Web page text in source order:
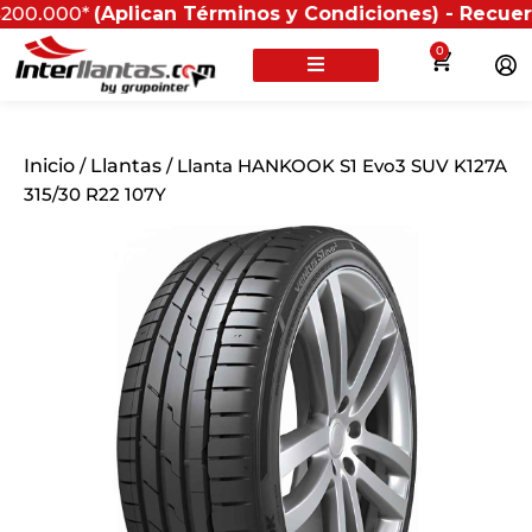
(Aplican Términos y Condiciones) - Recuerda
0
Inicio / Llantas / Llanta HANKOOK S1 Evo3 SUV K127A
315/30 R22 107Y